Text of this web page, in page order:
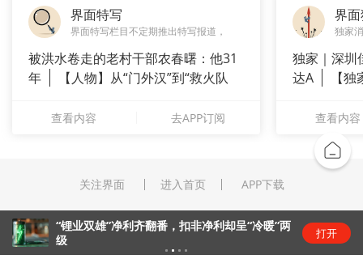
界面特写
界面特写栏目不定期推出特写报道，
被洪水卷走的老村干部农春曙：他31
年
【人物】从“门外汉”到“救火队
查看内容 去APP订阅
界
独家
独家｜深圳
达A
【
查看内容
关注界面 进入首页 APP下载
“锂业双雄”净利齐翻番，扣非净利却呈“冷暖”两
级
打开